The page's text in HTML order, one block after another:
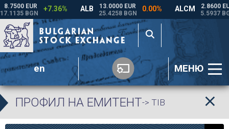
en МЕНЮ
ПРОФИЛ НА ЕМИТЕНТ-> TIB